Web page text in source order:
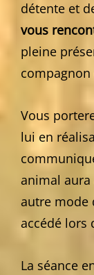
détente et
vous
pleine
Vous
lui en
animal aura
autre mode
accédé lors
La séance